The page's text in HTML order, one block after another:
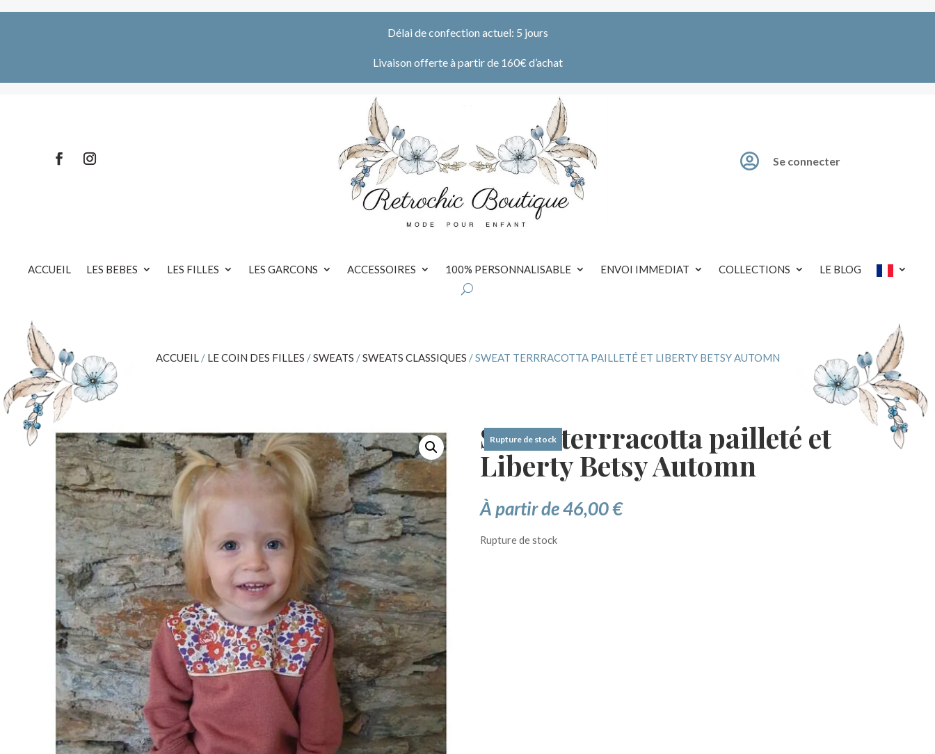
Délai de confection actuel: 5 jours
Livaison offerte à partir de 160€ d’achat
 Se connecter
ACCUEIL LES BEBES LES FILLES LES GARCONS ACCESSOIRES 100% PERSONNALISABLE ENVOI IMMEDIAT COLLECTIONS LE BLOG
ACCUEIL/ LE COIN DES FILLES /SWEATS /SWEATS CLASSIQUES / SWEAT TERRRACOTTA PAILLETÉ ET LIBERTY BETSY AUTOMN
Sweat terrracotta pailleté et
Liberty Betsy Automn
À partir de46,00€
Rupture de stock
Rupture de stock